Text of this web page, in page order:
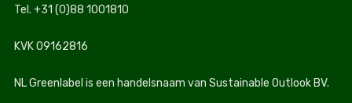
Tel. +31 (0)88 1001810
KVK 09162816
NL Greenlabel is een handelsnaam van Sustainable Outlook BV.